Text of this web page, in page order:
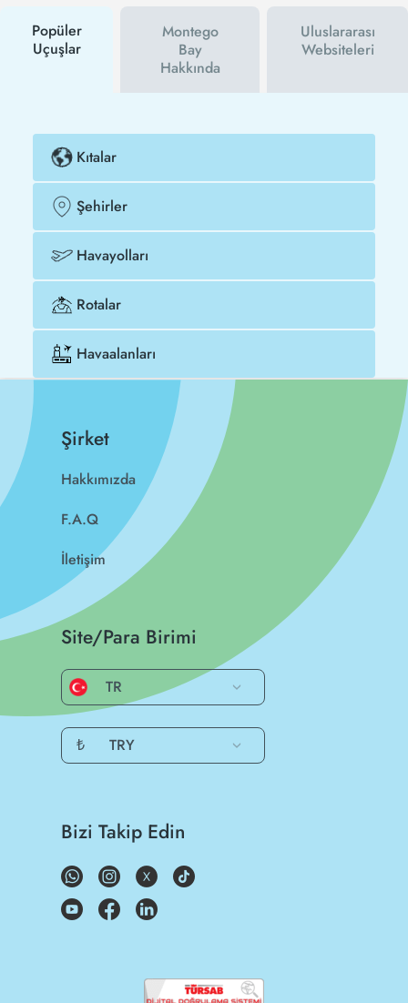
Popüler
Uçuşlar
Montego
Bay
Hakkında
Uluslararası
Websiteleri
Kıtalar
Şehirler
Havayolları
Rotalar
Havaalanları
Şirket
Hakkımızda
F.A.Q
İletişim
Site/Para Birimi
TR
₺ TRY
Bizi Takip Edin